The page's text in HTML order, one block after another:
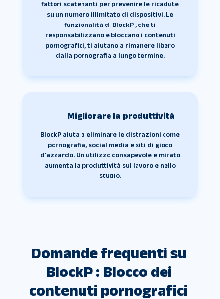
fattori scatenanti per prevenire le ricadute
su un numero illimitato di dispositivi. Le
funzionalità di BlockP , che ti
responsabilizzano e bloccano i contenuti
pornografici, ti aiutano a rimanere libero
dalla pornografia a lungo termine.
Migliorare la produttività
BlockP aiuta a eliminare le distrazioni come
pornografia, social media e siti di gioco
d'azzardo. Un utilizzo consapevole e mirato
aumenta la produttività sul lavoro e nello
studio.
Domande frequenti su
BlockP : Blocco dei
contenuti pornografici